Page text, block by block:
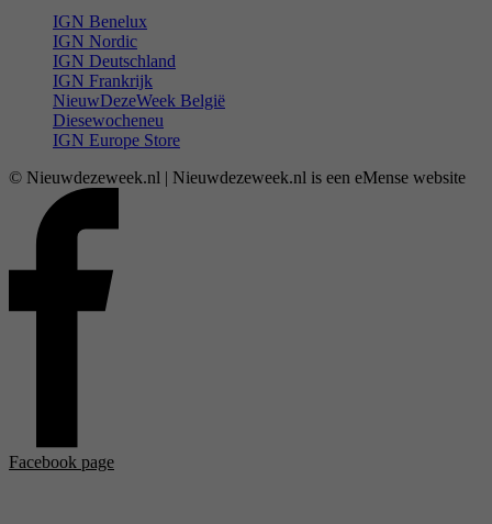
IGN Benelux
IGN Nordic
IGN Deutschland
IGN Frankrijk
NieuwDezeWeek België
Diesewocheneu
IGN Europe Store
© Nieuwdezeweek.nl | Nieuwdezeweek.nl is een eMense website
Facebook page